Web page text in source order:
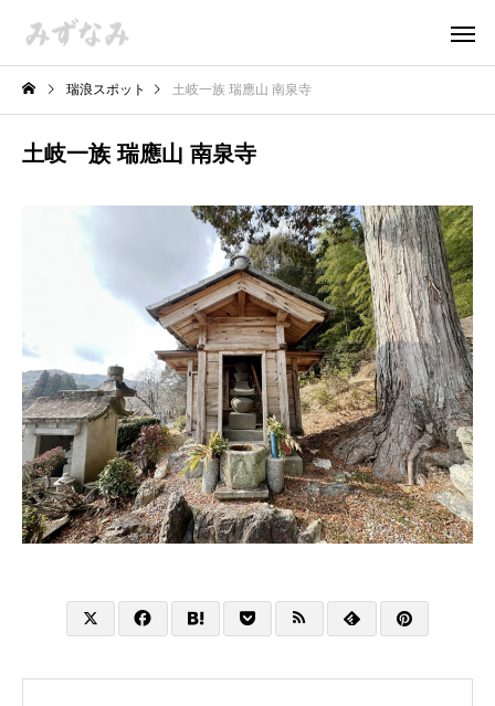
瑞浪スポット 土岐一族 瑞應山 南泉寺
土岐一族 瑞應山 南泉寺